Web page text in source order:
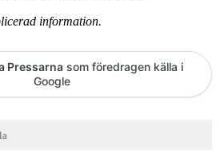
information.
Pressarna som föredragen källa i
Google